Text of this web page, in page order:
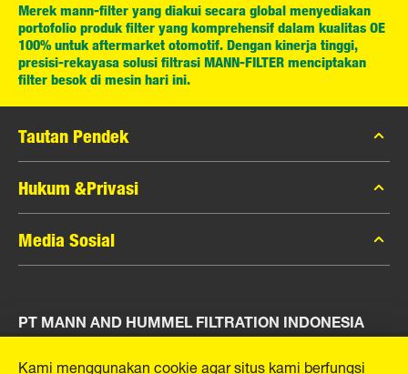
Merek mann-filter yang diakui secara global menyediakan
portofolio produk filter yang komprehensif dalam kualitas OE
100% untuk aftermarket otomotif. Dengan kinerja tinggi,
presisi-rekayasa solusi filtrasi MANN-FILTER menciptakan
filter besok di mesin hari ini.
Tautan Pendek
Katalog MANN-FILTER
Pencari MANN-FILTER
Peras
Hukum &Privasi
Privasi Data
Pemberitahuan Hukum
Media Sosial
Instagram
YouTube
PT MANN AND HUMMEL FILTRATION INDONESIA
Puri Indah Financial Tower, Unit 107
Kami menggunakan cookie agar situs kami berfungsi